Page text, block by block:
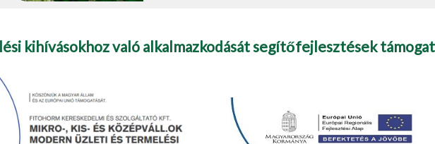
kihívásokhoz való alkalmazkodását segítőfejlesztések